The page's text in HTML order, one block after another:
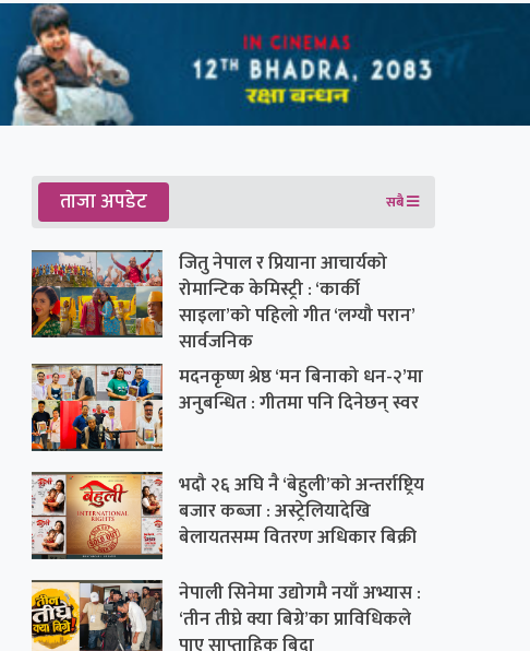
ताजा अपडेट सबै
जितु नेपाल र प्रियाना आचार्यको
रोमान्टिक केमिस्ट्री : ‘कार्की
साइला’को पहिलो गीत ‘लग्यौ परान’
सार्वजनिक
मदनकृष्ण श्रेष्ठ ‘मन बिनाको धन-२’मा
अनुबन्धित : गीतमा पनि दिनेछन् स्वर
भदौ २६ अघि नै ‘बेहुली’को अन्तर्राष्ट्रिय
बजार कब्जा : अस्ट्रेलियादेखि
बेलायतसम्म वितरण अधिकार बिक्री
नेपाली सिनेमा उद्योगमै नयाँ अभ्यास :
‘तीन तीघ्रे क्या बिग्रे’का प्राविधिकले